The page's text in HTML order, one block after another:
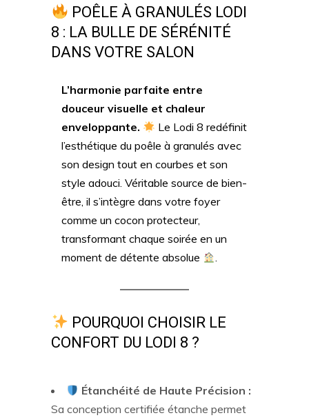
POÊLE À GRANULÉS LODI
8 : LA BULLE DE SÉRÉNITÉ
DANS VOTRE SALON
L’harmonie parfaite entre
douceur visuelle et chaleur
enveloppante.
Le Lodi 8 redéfinit
l’esthétique du poêle à granulés avec
son design tout en courbes et son
style adouci. Véritable source de bien-
être, il s’intègre dans votre foyer
comme un cocon protecteur,
transformant chaque soirée en un
moment de détente absolue
.
POURQUOI CHOISIR LE
CONFORT DU LODI 8 ?
Étanchéité de Haute Précision :
Sa conception certifiée étanche permet